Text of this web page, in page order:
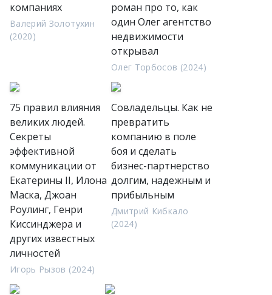
компаниях
Валерий Золотухин
(2020)
роман про то, как
один Олег агентство
недвижимости
открывал
Олег Торбосов (2024)
75 правил влияния
великих людей.
Секреты
эффективной
коммуникации от
Екатерины II, Илона
Маска, Джоан
Роулинг, Генри
Киссинджера и
других известных
личностей
Игорь Рызов (2024)
Совладельцы. Как не
превратить
компанию в поле
боя и сделать
бизнес-партнерство
долгим, надежным и
прибыльным
Дмитрий Кибкало
(2024)